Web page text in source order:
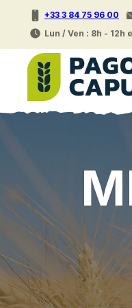
+33 3 84 75 96 00
Lun / Ven : 8h - 12h